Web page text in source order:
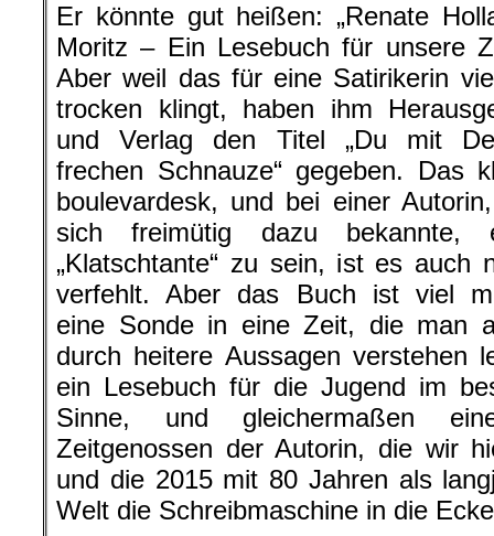
Er könnte gut heißen: „Renate
Moritz – Ein Lesebuch für unsere
Aber weil das für eine Satirikerin
trocken klingt, haben ihm
und Verlag den Titel „Du mit
frechen Schnauze“ gegeben. Das
boulevardesk, und bei einer
sich freimütig dazu bekannte,
„Klatschtante“ zu sein, ist es auch
verfehlt. Aber das Buch ist viel
eine Sonde in eine Zeit, die man
durch heitere Aussagen verstehen
ein Lesebuch für die Jugend im
Sinne, und gleichermaßen
Zeitgenossen der Autorin, die wir
und die 2015 mit 80 Jahren als
Welt die Schreibmaschine in die